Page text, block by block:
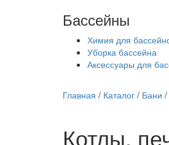
Бассейны
Химия для
Уборка бассейна
Аксессуары для
Главная / Каталог / Бани /
Котлы,